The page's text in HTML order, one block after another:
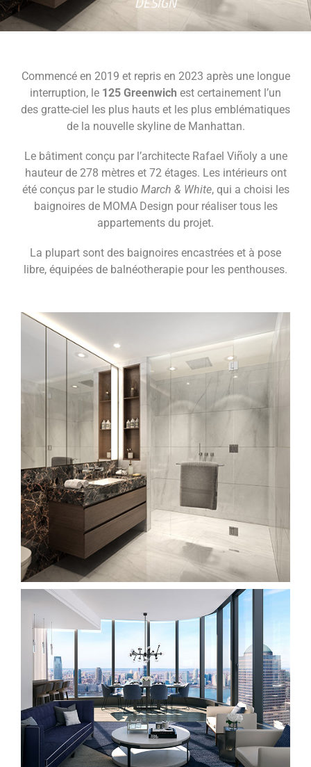
Commencé en 2019 et repris en 2023 après une longue
interruption, le 125 Greenwich est certainement l’un
des gratte-ciel les plus hauts et les plus emblématiques
de la nouvelle skyline de Manhattan.
Le bâtiment conçu par l’architecte Rafael Viñoly a une
hauteur de 278 mètres et 72 étages. Les intérieurs ont
été conçus par le studio March & White, qui a choisi les
baignoires de MOMA Design pour réaliser tous les
appartements du projet.
La plupart sont des baignoires encastrées et à pose
libre, équipées de balnéotherapie pour les penthouses.